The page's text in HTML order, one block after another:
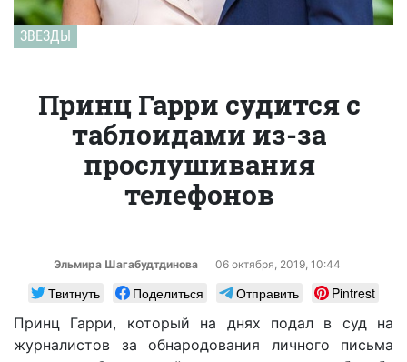
ЗВЕЗДЫ
Принц Гарри судится с
таблоидами из-за
прослушивания
телефонов
Эльмира Шагабудтдинова 06 октября, 2019, 10:44
Твитнуть Поделиться Отправить
Pintrest
Принц Гарри, который на днях подал в суд на
журналистов за обнародования личного письма